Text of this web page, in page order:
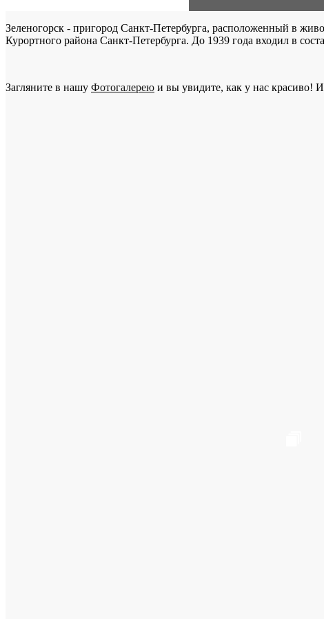
Зеленогорск - пригород Санкт-Петербурга, расположенный в
Курортного района Санкт-Петербурга. До 1939 года входил в
Загляните в нашу Фотогалерею и вы увидите, как у нас красиво! И